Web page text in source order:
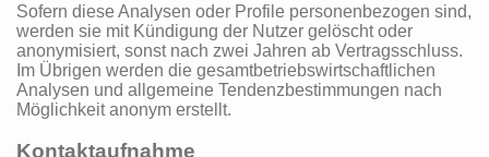
Sofern diese Analysen oder Profile personenbezogen sind,
werden sie mit Kündigung der Nutzer gelöscht oder
anonymisiert, sonst nach zwei Jahren ab Vertragsschluss.
Im Übrigen werden die gesamtbetriebswirtschaftlichen
Analysen und allgemeine Tendenzbestimmungen nach
Möglichkeit anonym erstellt.
Kontaktaufnahme